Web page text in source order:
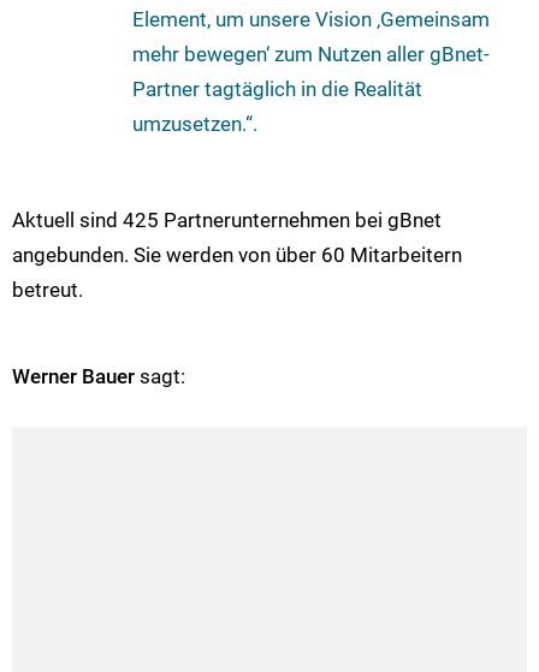
Element, um unsere Vision ‚Gemeinsam
mehr bewegen‘ zum Nutzen aller gBnet-
Partner tagtäglich in die Realität
umzusetzen.“.
Aktuell sind 425 Partnerunternehmen bei gBnet
angebunden. Sie werden von über 60 Mitarbeitern
betreut.
Werner Bauer sagt: